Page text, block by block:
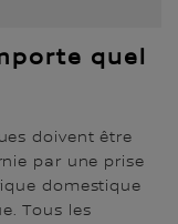
quel
doivent être
par une prise
domestique
Tous les